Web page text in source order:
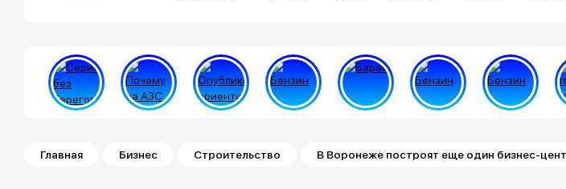
Строка навигации
Главная Бизнес Строительство В Воронеже построят еще один бизнес-